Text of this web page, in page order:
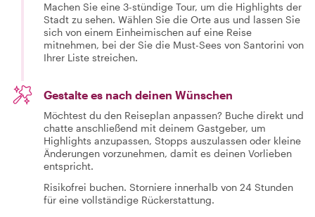
Machen Sie eine 3-stündige Tour, um die Highlights der
Stadt zu sehen. Wählen Sie die Orte aus und lassen Sie
sich von einem Einheimischen auf eine Reise
mitnehmen, bei der Sie die Must-Sees von Santorini von
Ihrer Liste streichen.
Gestalte es nach deinen Wünschen
Möchtest du den Reiseplan anpassen? Buche direkt und
chatte anschließend mit deinem Gastgeber, um
Highlights anzupassen, Stopps auszulassen oder kleine
Änderungen vorzunehmen, damit es deinen Vorlieben
entspricht.
Risikofrei buchen. Storniere innerhalb von 24 Stunden
für eine vollständige Rückerstattung.